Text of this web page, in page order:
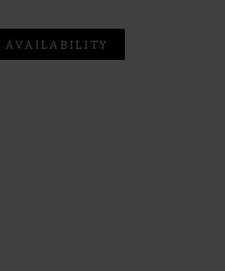
AVAILABILITY